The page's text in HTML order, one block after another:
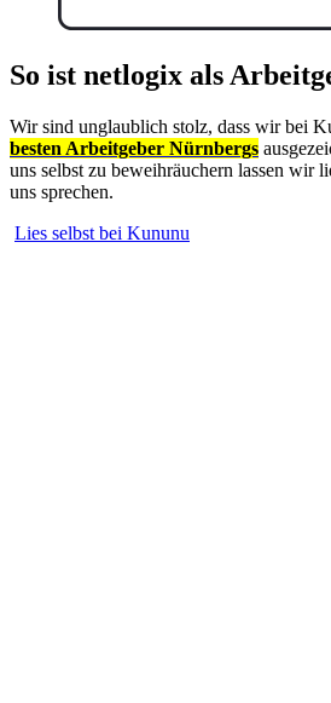
So ist netlogix als
Wir sind unglaublich stolz, dass wir bei
besten Arbeitgeber Nürnbergs
uns selbst zu beweihräuchern lassen wir
uns sprechen.
Lies selbst bei Kununu